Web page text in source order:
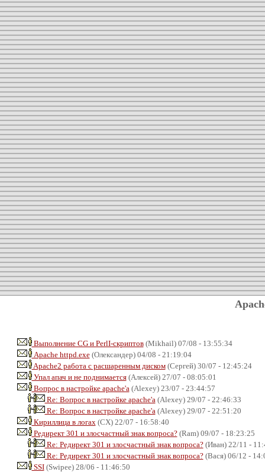
Выполнение CG и PerlI-скриптов(Mikhail) 07/08 - 13:55:34
Apache httpd.exe(Олександер) 04/08 - 21:19:04
Apache2 работа с расшаренным диском(Сергей) 30/07 - 12:45:24
Упал апач и не поднимается(Алексей) 27/07 - 08:05:01
Вопрос в настройке apache'а (Alexey) 23/07 - 23:44:57
Re: Вопрос в настройке apache'а (Alexey) 29/07 - 22:46:33
Re: Вопрос в настройке apache'а (Alexey) 29/07 - 22:51:20
Кириллица в логах (CX) 22/07 - 16:58:40
Редирект 301 и злосчастный знак вопроса?(Ram) 09/07 - 18:23:25
Re: Редирект 301 и злосчастный знак вопроса?(Иван) 22/11 -
Re: Редирект 301 и злосчастный знак вопроса?(Вася) 06/12 -
SSI(Swipee) 28/06 - 11:46:50